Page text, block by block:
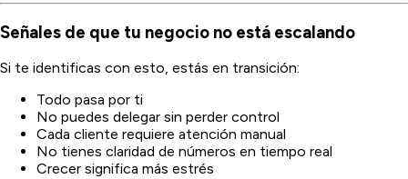
Señales de que tu negocio no está escalando
Si te identificas con esto, estás en transición:
Todo pasa por ti
No puedes delegar sin perder control
Cada cliente requiere atención manual
No tienes claridad de números en tiempo real
Crecer significa más estrés